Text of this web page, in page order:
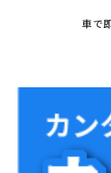
車で